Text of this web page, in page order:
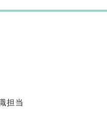
担当